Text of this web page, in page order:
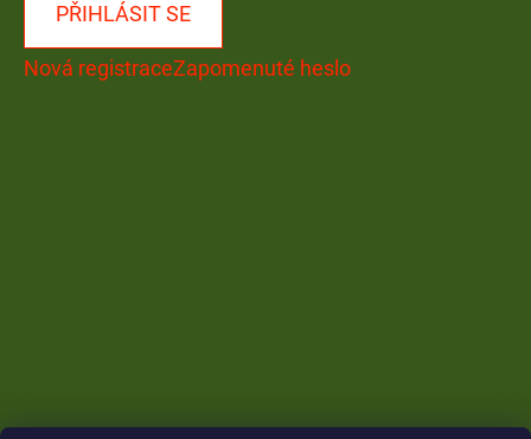
PŘIHLÁSIT SE
Nová registraceZapomenuté heslo